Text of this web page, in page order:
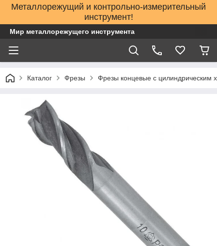
Металлорежущий и контрольно-измерительный
инструмент!
Мир металлорежущего инструмента
Каталог Фрезы Фрезы концевые с цилиндрическим